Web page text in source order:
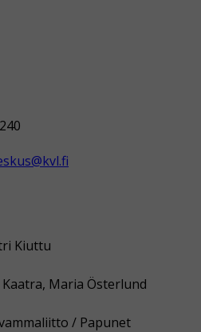
Kiuttu
Kaatra, Maria Österlund
/ Papunet